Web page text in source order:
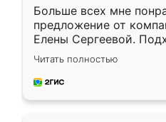
Больше всех мне
предложение от
Елены Сергеевой.
короткие сроки
для замера сотрудник
предложил по моему
Читать полностью